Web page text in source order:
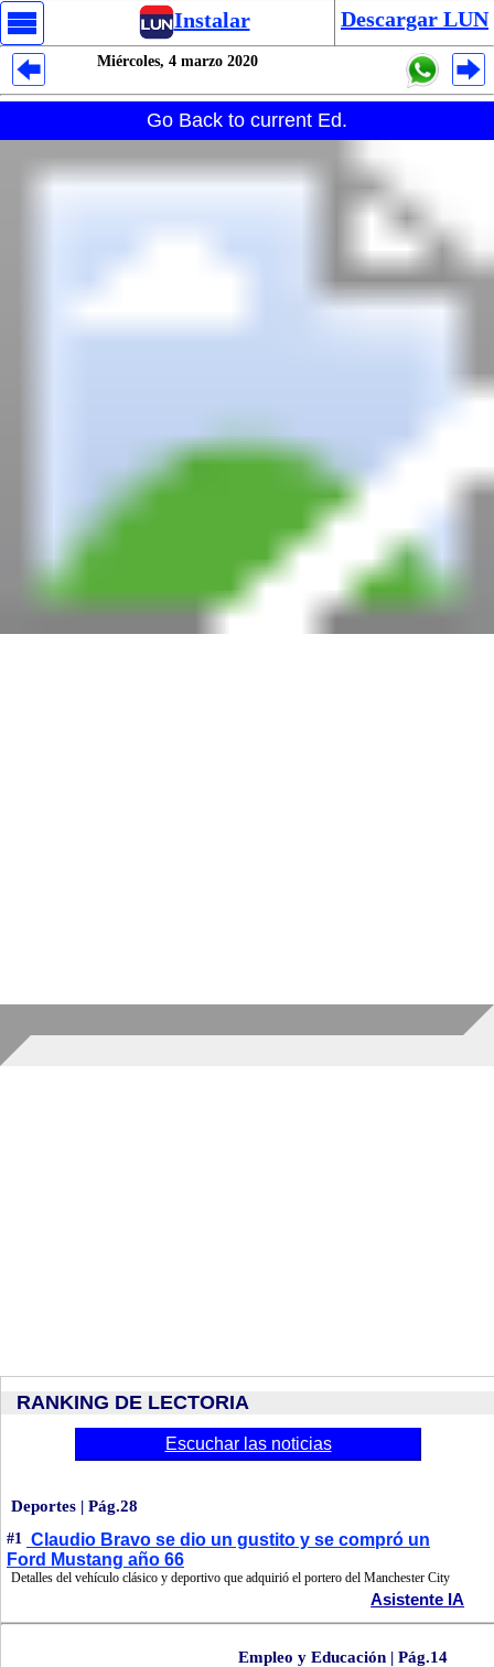
Instalar Descargar LUN
Miércoles, 4 marzo 2020
Go Back to current Ed.
RANKING DE LECTORIA
Escuchar las noticias
Deportes | Pág.28
#1
Claudio Bravo se dio un gustito y se compró un
Ford Mustang año 66
Detalles del vehículo clásico y deportivo que adquirió el portero del Manchester City
Asistente IA
Empleo y Educación | Pág.14
Despliegues Analytics
Despliegues Totales
Despliegues por Rubros